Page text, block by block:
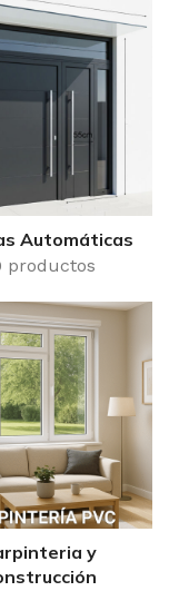
Automáticas
productos
y